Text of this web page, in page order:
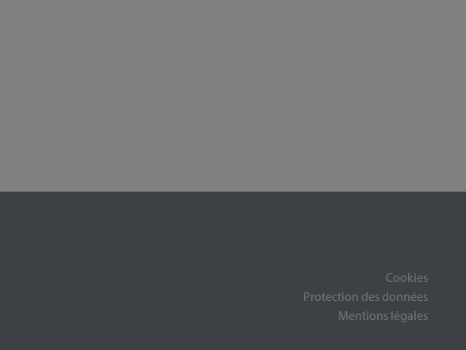
Cookies
Protection des données
Mentions légales